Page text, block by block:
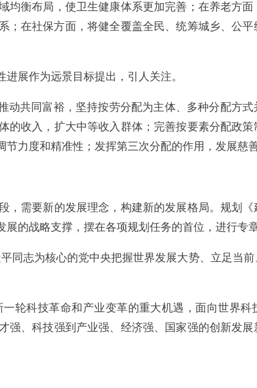
衡布局，使卫生健康体系更加完善；在养老方面
在社保方面，将健全覆盖全民、统筹城乡、公
展作为远景目标提出，引人关注。
共同富裕，坚持按劳分配为主体、多种分配方式
收入，扩大中等收入群体；完善按要素分配政
力度和精准性；发挥第三次分配的作用，发展慈善
需要新的发展理念，构建新的发展格局。规划《
的战略支撑，摆在各项规划任务的首位，进行专章
志为核心的党中央把握世界发展大势、立足当前
科技革命和产业变革的重大机遇，面向世界科
、科技强到产业强、经济强、国家强的创新发